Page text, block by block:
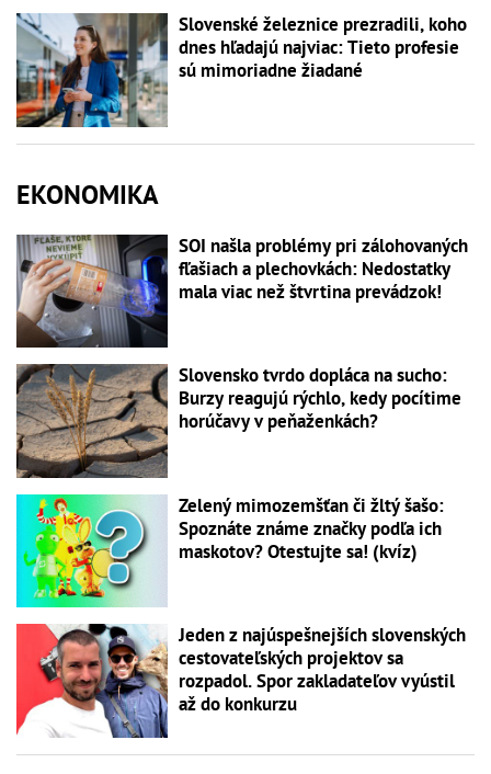
Slovenské železnice prezradili, koho
dnes hľadajú najviac: Tieto profesie
sú mimoriadne žiadané
EKONOMIKA
SOI našla problémy pri zálohovaných
fľašiach a plechovkách: Nedostatky
mala viac než štvrtina prevádzok!
Slovensko tvrdo dopláca na sucho:
Burzy reagujú rýchlo, kedy pocítime
horúčavy v peňaženkách?
Zelený mimozemšťan či žltý šašo:
Spoznáte známe značky podľa ich
maskotov? Otestujte sa! (kvíz)
Jeden z najúspešnejších slovenských
cestovateľských projektov sa
rozpadol. Spor zakladateľov vyústil
až do konkurzu